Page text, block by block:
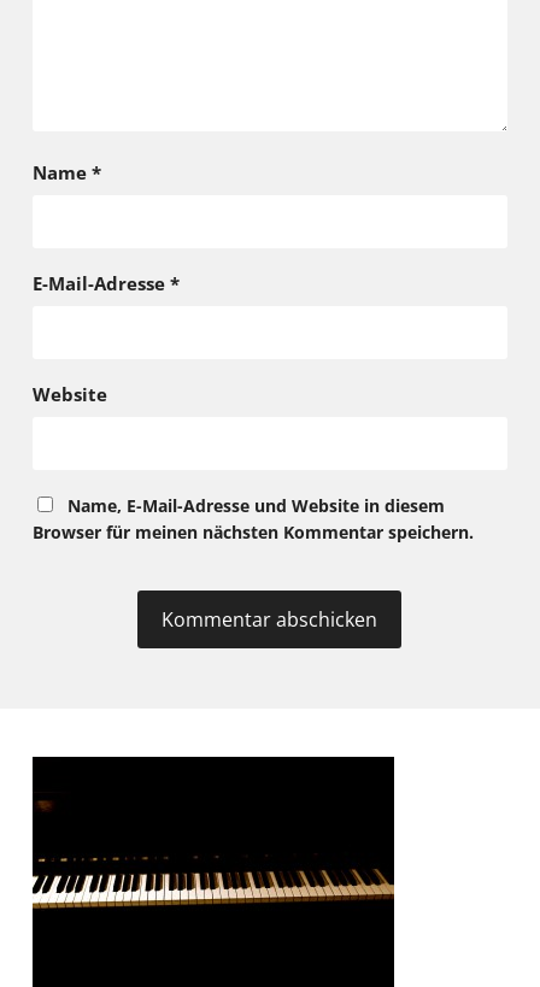
Name *
E-Mail-Adresse *
Website
Name, E-Mail-Adresse und Website in diesem
Browser für meinen nächsten Kommentar speichern.